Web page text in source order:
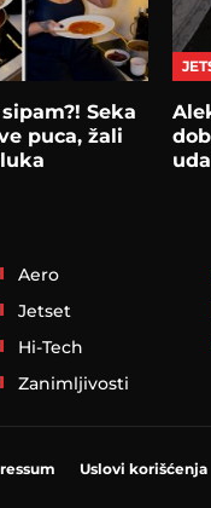
Seka
puca, žali
Aero
Jetset
Hi-Tech
Zanimljivosti
Uslovi korišćenja